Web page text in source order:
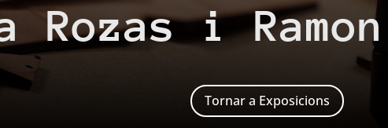
Rozas i
Tornar a Exposicions